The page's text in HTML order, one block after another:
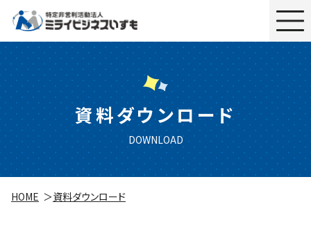
資料ダウンロード
DOWNLOAD
HOME 資料ダウンロード